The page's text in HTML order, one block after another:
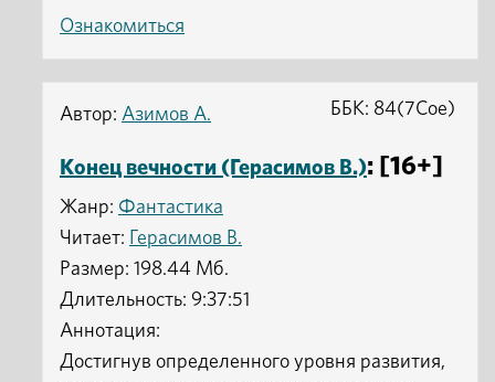
Ознакомиться
Автор: Азимов А.
Конец вечности (Герасимов В.): [16+]
Жанр: Фантастика
Читает: Герасимов В.
ББК: 84(7Сое)
Размер: 198.44 Мб.
Длительность: 9:37:51
Аннотация:
Достигнув определенного уровня развития,